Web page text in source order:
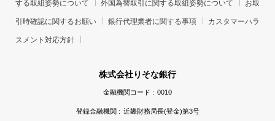
する取組姿勢について 外国為替取引に関する取組姿勢について お取
引時確認に関するお願い 銀行代理業者に関する事項 カスタマーハラ
スメント対応方針
株式会社りそな銀行
金融機関コード : 0010
登録金融機関 : 近畿財務局長(登金)第3号